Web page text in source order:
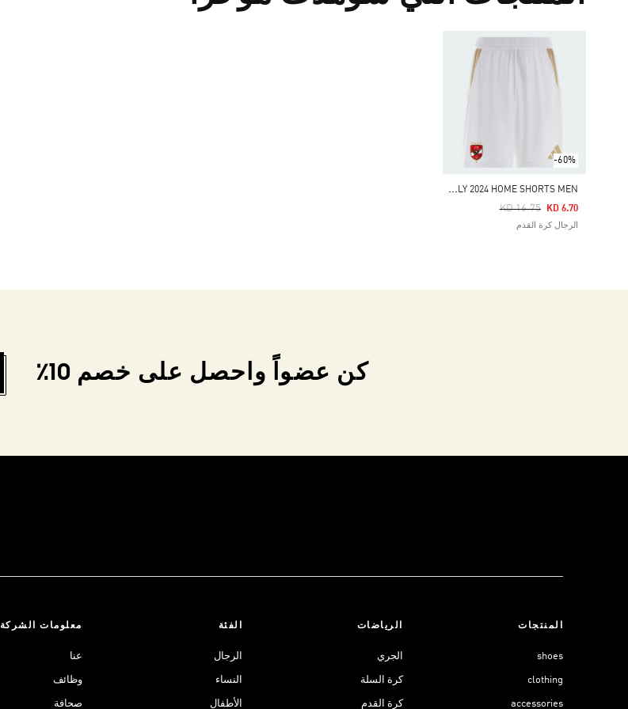
-60%
A
L AHLY 2024 HOME SHORTS MEN
Price Reduced From
KD 16.75
To KD 6.70
الرجال كرة القدم
كن عضواً واحصل على خصم 10٪
المنتجات
shoes
clothing
accessories
الرياضات
الجري
كرة السلة
كرة القدم
الفئة
الرجال
النساء
الأطفال
معلومات الشركة
عنا
وظائف
صحافة